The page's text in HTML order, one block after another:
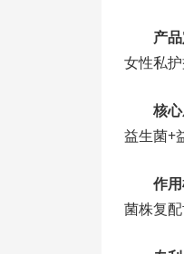
产
女性私
核
益生菌+
作
菌株复